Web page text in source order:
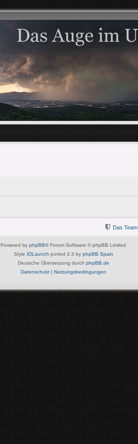
Das Team
Powered by phpBB® Forum Software © phpBB Limited
Style IDLaunch ported 3.3 by phpBB Spain
Deutsche Übersetzung durch phpBB.de
Datenschutz| Nutzungsbedingungen